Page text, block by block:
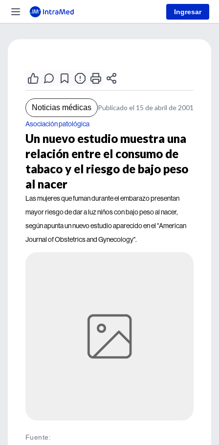
Ingresar
Noticias médicas Publicado el 15 de abril de 2001
Asociación patológica
Un nuevo estudio muestra una
relación entre el consumo de
tabaco y el riesgo de bajo peso
al nacer
Las mujeres que fuman durante el embarazo presentan
mayor riesgo de dar a luz niños con bajo peso al nacer,
según apunta un nuevo estudio aparecido en el "American
Journal of Obstetrics and Gynecology".
Fuente: